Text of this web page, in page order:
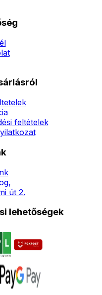
feltételek
út 2.
lehetőségek